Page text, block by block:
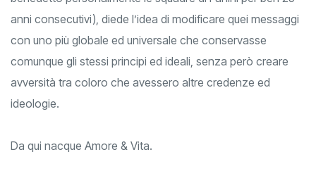
benedetto personalmente le squadre di Fanini per ben 25
anni consecutivi), diede l’idea di modificare quei messaggi
con uno più globale ed universale che conservasse
comunque gli stessi principi ed ideali, senza però creare
avversità tra coloro che avessero altre credenze ed